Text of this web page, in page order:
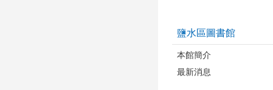
鹽水區圖書館
本館簡介
最新消息